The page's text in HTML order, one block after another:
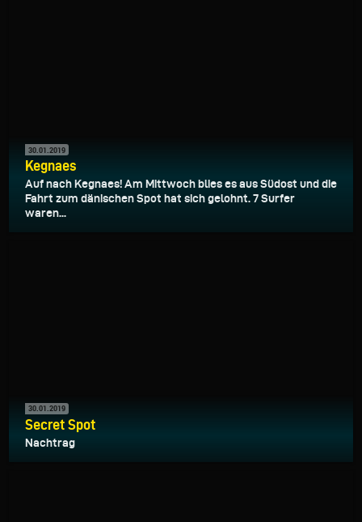
30.01.2019
Kegnaes
Auf nach Kegnaes! Am Mittwoch blies es aus Südost und die
Fahrt zum dänischen Spot hat sich gelohnt. 7 Surfer
waren...
30.01.2019
Secret Spot
Nachtrag